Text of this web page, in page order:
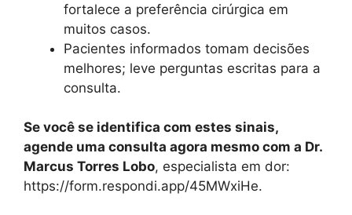
fortalece a preferência cirúrgica em
muitos casos.
Pacientes informados tomam decisões
melhores; leve perguntas escritas para a
consulta.
Se você se identifica com estes sinais,
agende uma consulta agora mesmo com a Dr.
Marcus Torres Lobo, especialista em dor:
https://form.respondi.app/45MWxiHe.